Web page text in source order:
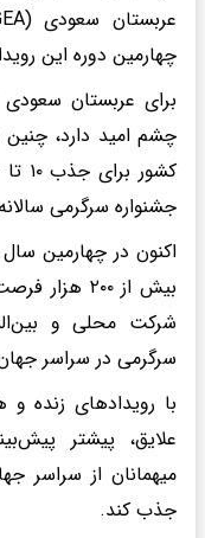
چهارمین دوره این
برای عربستان
چشم امید دارد، چنین
جشنواره سرگرمی
شرکت محلی و
سرگرمی در سراسر
با رویداد‌های زنده
میهمانان از سراسر
جذب کند.